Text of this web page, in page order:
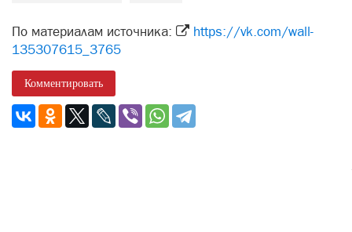
По материалам источника:
https://vk.com/wall-
135307615_3765
Комментировать